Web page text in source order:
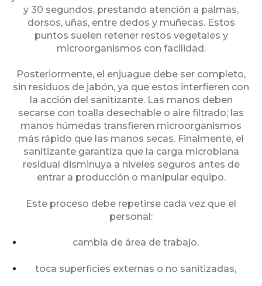
y 30 segundos, prestando atención a palmas,
dorsos, uñas, entre dedos y muñecas. Estos
puntos suelen retener restos vegetales y
microorganismos con facilidad.
Posteriormente, el enjuague debe ser completo,
sin residuos de jabón, ya que estos interfieren con
la acción del sanitizante. Las manos deben
secarse con toalla desechable o aire filtrado; las
manos húmedas transfieren microorganismos
más rápido que las manos secas. Finalmente, el
sanitizante garantiza que la carga microbiana
residual disminuya a niveles seguros antes de
entrar a producción o manipular equipo.
Este proceso debe repetirse cada vez que el
personal:
cambia de área de trabajo,
toca superficies externas o no sanitizadas,